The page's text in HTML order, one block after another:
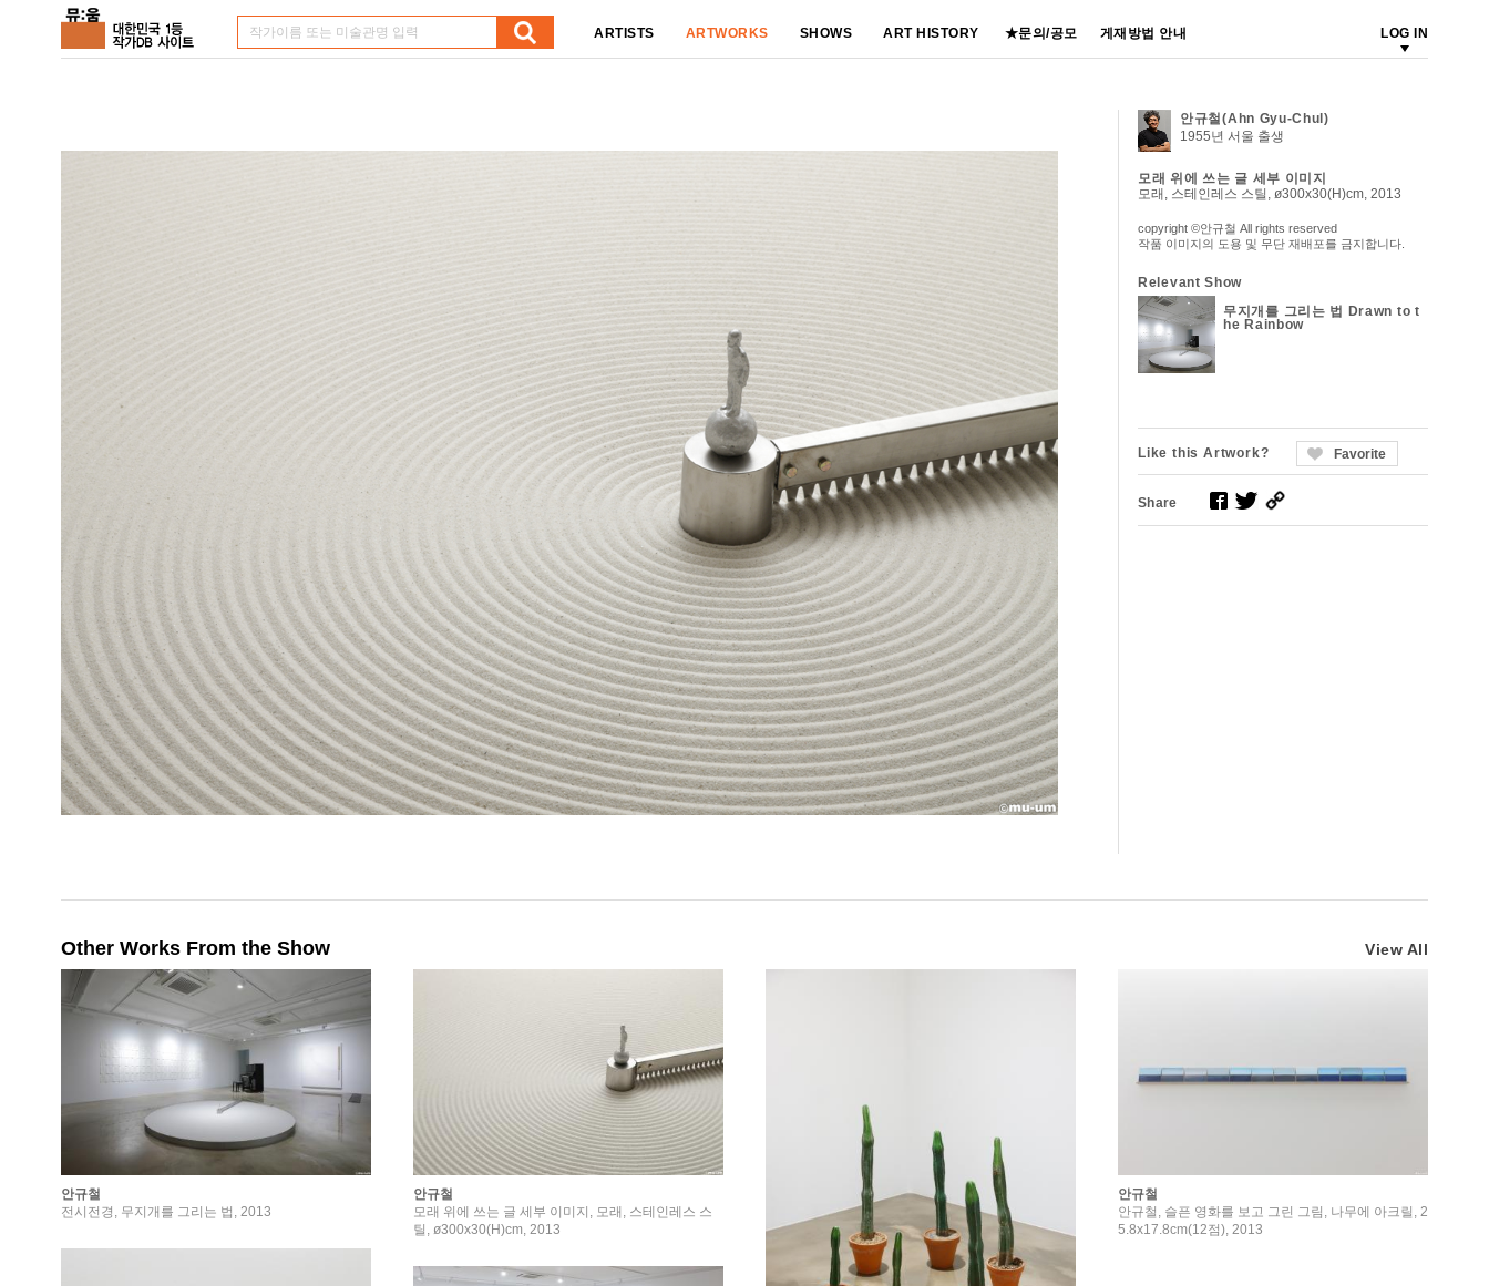
ARTISTS ARTWORKS SHOWS ART HISTORY ★문의/공모 게재방법 안내 LOG IN
안규철(Ahn Gyu-Chul)
1955년 서울 출생
모래 위에 쓰는 글 세부 이미지
모래, 스테인레스 스틸, ø300x30(H)cm, 2013
copyright ©안규철 All rights reserved
작품 이미지의 도용 및 무단 재배포를 금지합니다.
Relevant Show
무지개를 그리는 법 Drawn to t
he Rainbow
Like this Artwork? Favorite
Share
Other Works From the Show View All
안규철
전시전경, 무지개를 그리는 법, 2013
안규철
모래 위에 쓰는 글 세부 이미지, 모래, 스테인레스 스
틸, ø300x30(H)cm, 2013
안규철
안규철, 슬픈 영화를 보고 그린 그림, 나무에 아크릴, 2
5.8x17.8cm(12점), 2013